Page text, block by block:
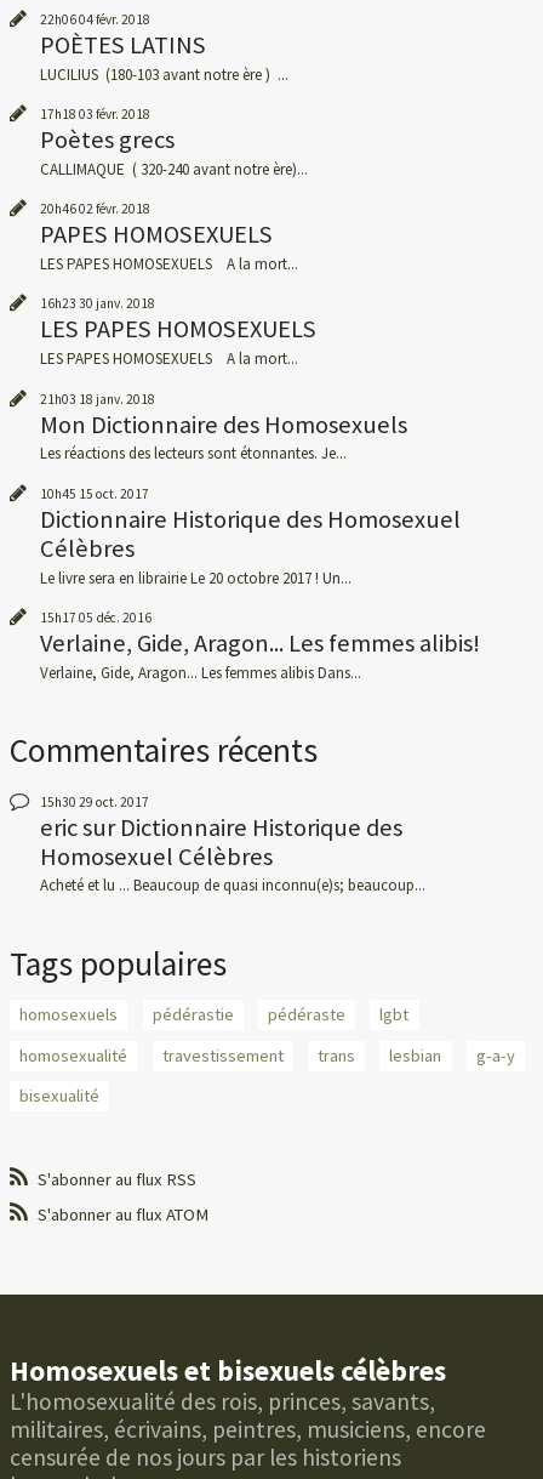
22h0604févr. 2018
POÈTES LATINS
LUCILIUS (180-103 avant notre ère ) ...
17h18 03 févr. 2018
Poètes grecs
CALLIMAQUE ( 320-240 avant notre ère)...
20h4602févr. 2018
PAPES HOMOSEXUELS
LES PAPES HOMOSEXUELS A la mort...
16h23 30 janv. 2018
LES PAPES HOMOSEXUELS
LES PAPES HOMOSEXUELS A la mort...
21h03 18 janv. 2018
Mon Dictionnaire des Homosexuels
Les réactions des lecteurs sont étonnantes. Je...
10h45 15 oct. 2017
Dictionnaire Historique des Homosexuel
Célèbres
Le livre sera en librairie Le 20 octobre 2017 ! Un...
15h17 05 déc. 2016
Verlaine, Gide, Aragon... Les femmes alibis!
Verlaine, Gide, Aragon... Les femmes alibis Dans...
Commentaires récents
15h30 29 oct. 2017
ericsurDictionnaire Historique des
Homosexuel Célèbres
Acheté et lu ... Beaucoup de quasi inconnu(e)s; beaucoup...
Tags populaires
homosexuels pédérastie pédéraste
lgbt
homosexualité
travestissement trans lesbian
g-a-y
bisexualité
S'abonner au flux RSS
S'abonner au flux ATOM
Homosexuels et bisexuels célèbres
L'homosexualité des rois, princes, savants,
militaires, écrivains, peintres, musiciens, encore
censurée de nos jours par les historiens